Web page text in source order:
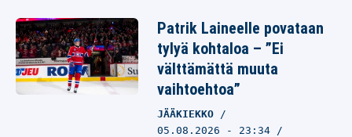
Patrik Laineelle povataan
tylyä kohtaloa – ”Ei
välttämättä muuta
vaihtoehtoa”
JÄÄKIEKKO
05.08.2026 - 23:34